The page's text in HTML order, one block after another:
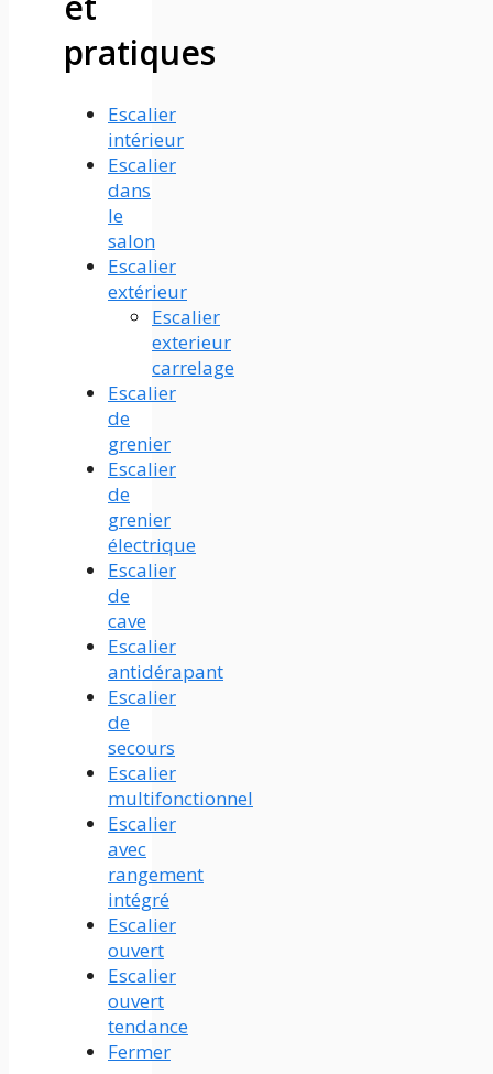
pratiques
Escalier
intérieur
Escalier
dans
le
salon
Escalier
extérieur
Escalier
exterieur
carrelage
Escalier
de
grenier
Escalier
de
grenier
électrique
Escalier
de
cave
Escalier
antidérapant
Escalier
de
secours
Escalier
multifonctionnel
Escalier
avec
rangement
intégré
Escalier
ouvert
Escalier
ouvert
tendance
Fermer